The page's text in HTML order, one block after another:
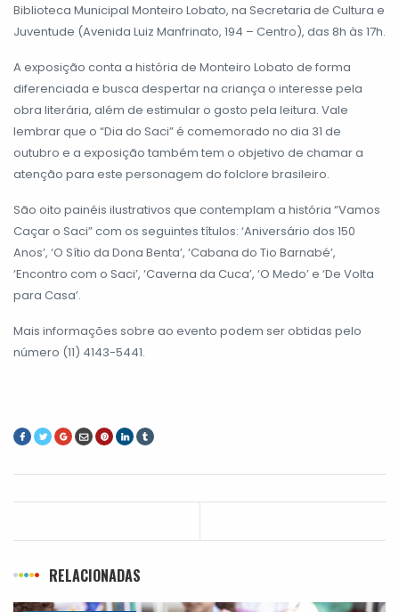
Biblioteca Municipal Monteiro Lobato, na Secretaria de Cultura e
Juventude (Avenida Luiz Manfrinato, 194 – Centro), das 8h às 17h.
A exposição conta a história de Monteiro Lobato de forma
diferenciada e busca despertar na criança o interesse pela
obra literária, além de estimular o gosto pela leitura. Vale
lembrar que o “Dia do Saci” é comemorado no dia 31 de
outubro e a exposição também tem o objetivo de chamar a
atenção para este personagem do folclore brasileiro.
São oito painéis ilustrativos que contemplam a história “Vamos
Caçar o Saci” com os seguintes títulos: ‘Aniversário dos 150
Anos’, ‘O Sítio da Dona Benta’, ‘Cabana do Tio Barnabé’,
‘Encontro com o Saci’, ‘Caverna da Cuca’, ‘O Medo’ e ‘De Volta
para Casa’.
Mais informações sobre ao evento podem ser obtidas pelo
número (11) 4143-5441.
RELACIONADAS